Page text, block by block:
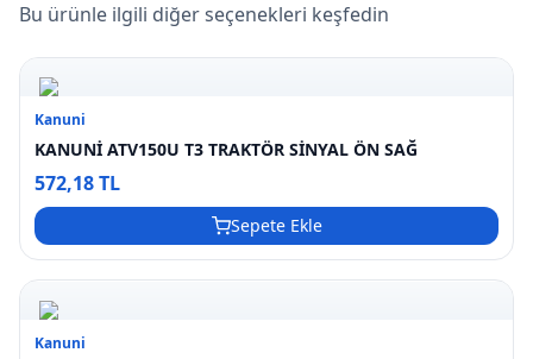
Bu ürünle ilgili diğer seçenekleri keşfedin
Kanuni
KANUNİ ATV150U T3 TRAKTÖR SİNYAL ÖN SAĞ
572,18 TL
Sepete Ekle
Kanuni